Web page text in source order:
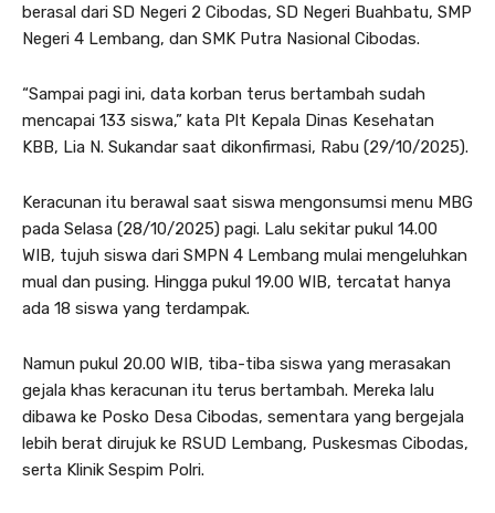
berasal dari SD Negeri 2 Cibodas, SD Negeri Buahbatu, SMP
Negeri 4 Lembang, dan SMK Putra Nasional Cibodas.
“Sampai pagi ini, data korban terus bertambah sudah
mencapai 133 siswa,” kata Plt Kepala Dinas Kesehatan
KBB, Lia N. Sukandar saat dikonfirmasi, Rabu (29/10/2025).
Keracunan itu berawal saat siswa mengonsumsi menu MBG
pada Selasa (28/10/2025) pagi. Lalu sekitar pukul 14.00
WIB, tujuh siswa dari SMPN 4 Lembang mulai mengeluhkan
mual dan pusing. Hingga pukul 19.00 WIB, tercatat hanya
ada 18 siswa yang terdampak.
Namun pukul 20.00 WIB, tiba-tiba siswa yang merasakan
gejala khas keracunan itu terus bertambah. Mereka lalu
dibawa ke Posko Desa Cibodas, sementara yang bergejala
lebih berat dirujuk ke RSUD Lembang, Puskesmas Cibodas,
serta Klinik Sespim Polri.